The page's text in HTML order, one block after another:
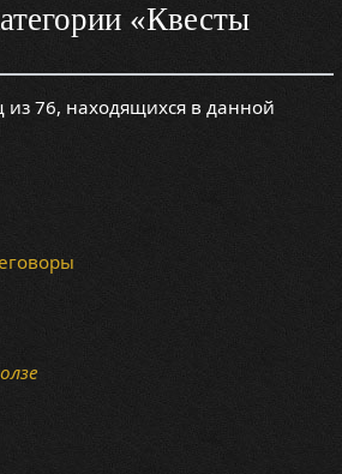
«Квесты
из 76, находящихся в данной